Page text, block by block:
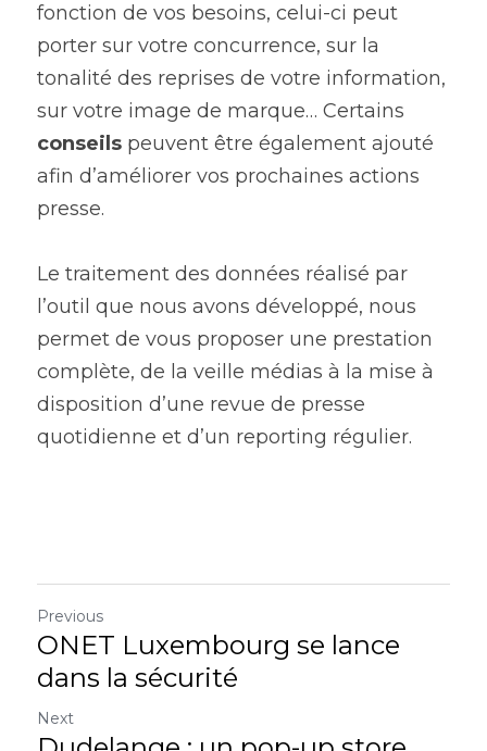
fonction de vos besoins, celui-ci peut
porter sur votre concurrence, sur la
tonalité des reprises de votre information,
conseils peuvent être également ajouté
afin d’améliorer vos prochaines actions
presse.
Le traitement des données réalisé par
l’outil que nous avons développé, nous
permet de vous proposer une prestation
complète, de la veille médias à la mise à
disposition d’une revue de presse
quotidienne et d’un reporting régulier.
Previous
ONET Luxembourg se lance
dans la sécurité
Next